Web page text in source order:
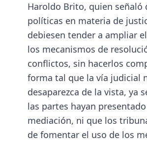
Haroldo Brito, quien señaló
políticas en materia de
debiesen tender a ampliar
los mecanismos de
conflictos, sin hacerlos
forma tal que la vía judicial
desaparezca de la vista, ya
las partes hayan
mediación, ni que los
de fomentar el uso de los